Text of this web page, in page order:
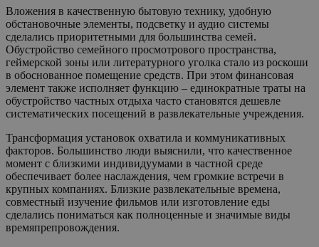
Вложения в качественную бытовую технику, удобную
обстановочные элементы, подсветку и аудио системы
сделались приоритетными для большинства семей.
Обустройство семейного просмотрового пространства,
геймерской зоны или литературного уголка стало из роскоши
в обоснованное помещение средств. При этом финансовая
элемент также исполняет функцию – единократные траты на
обустройство частных отдыха часто становятся дешевле
систематических посещений в развлекательные учреждения.
Трансформация установок охватила и коммуникативных
факторов. Большинство люди выяснили, что качественное
момент с близкими индивидуумами в частной среде
обеспечивает более наслаждения, чем громкие встречи в
крупных компаниях. Близкие развлекательные времена,
совместный изучение фильмов или изготовление еды
сделались пониматься как полноценные и значимые виды
времяпрепровождения.